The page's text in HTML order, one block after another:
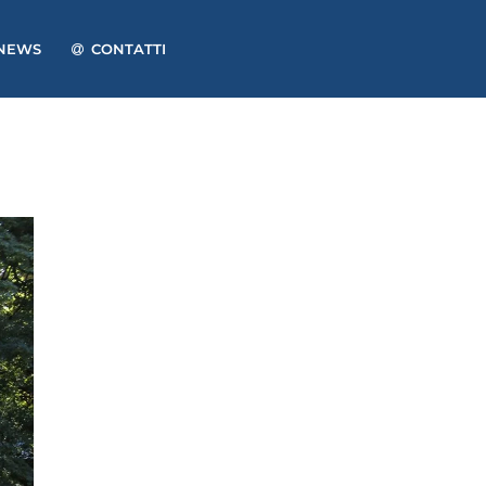
CONTATTI